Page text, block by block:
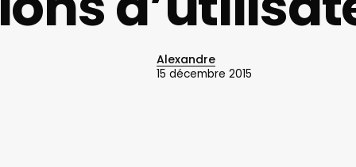
Alexandre
15 décembre 2015